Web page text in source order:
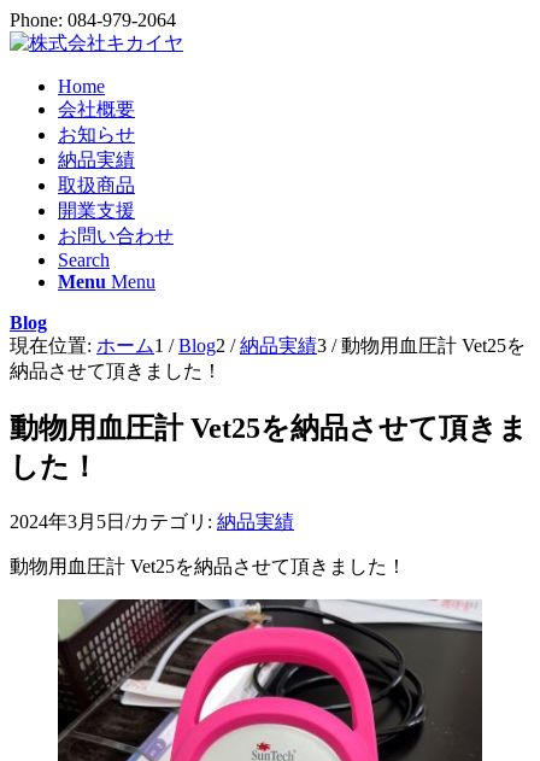
Phone: 084-979-2064
Home
会社概要
お知らせ
納品実績
取扱商品
開業支援
お問い合わせ
Search
Menu Menu
Blog
現在位置: ホーム1 / Blog2 / 納品実績3 / 動物用血圧計 Vet25を
納品させて頂きました！
動物用血圧計 Vet25を納品させて頂きま
した！
2024年3月5日 /カテゴリ: 納品実績
動物用血圧計 Vet25を納品させて頂きました！